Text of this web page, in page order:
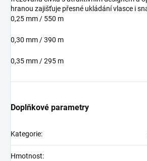
hranou zajišťuje přesné ukládání vlasce i
0,25 mm / 550 m
0,30 mm / 390 m
0,35 mm / 295 m
Doplňkové parametry
Kategorie:
Hmotnost: